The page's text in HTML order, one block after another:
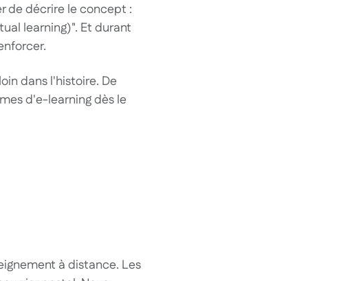
de décrire le concept :
learning)". Et durant
dans l'histoire. De
d'e-learning dès le
à distance. Les